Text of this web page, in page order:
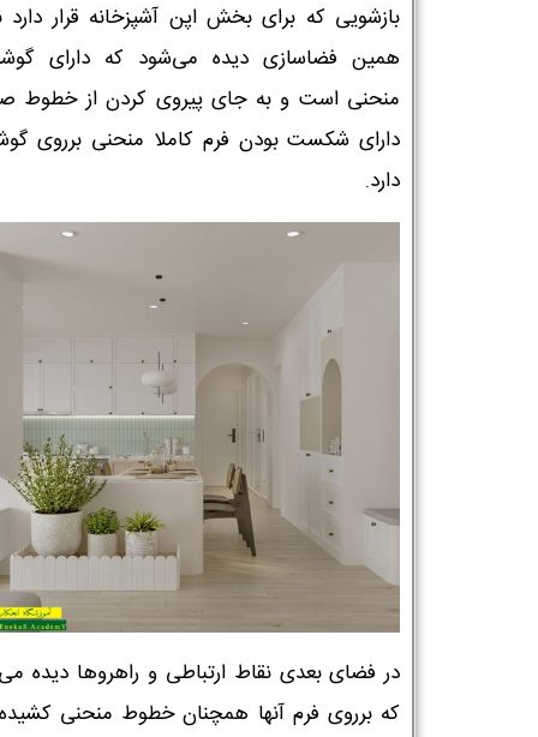
بازشویی که برای بخش اپن آشپزخانه قرار دارد
همین فضاسازی دیده می‌شود که دارای
منحنی است و به جای پیروی کردن از خطوط
دارای شکست بودن فرم کاملا منحنی برروی
دارد.
در فضای بعدی نقاط ارتباطی و راهروها دیده
که برروی فرم آنها همچنان خطوط منحنی